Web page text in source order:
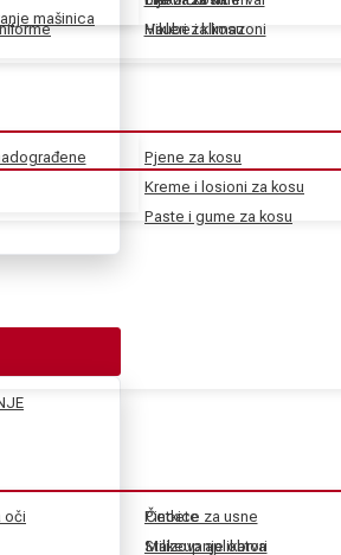
mašinica
Haube i klimazoni
Pjene za kosu
Kreme i losioni za kosu
Paste i gume za kosu
Vikleri za kosu
oči
Pincete
Stilizovanje obrva
Četkice za usne
Makeup aplikatori